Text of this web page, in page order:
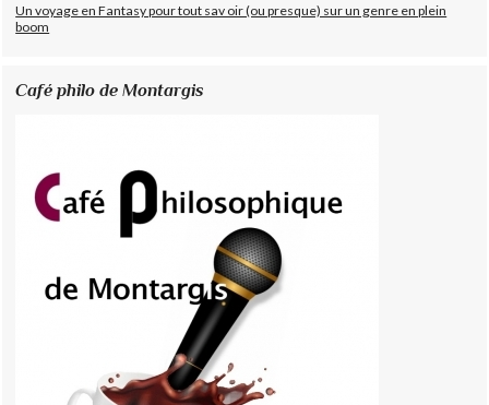
Un voyage en Fantasy pour tout sav oir (ou presque) sur un genre en plein
boom
Café philo de Montargis